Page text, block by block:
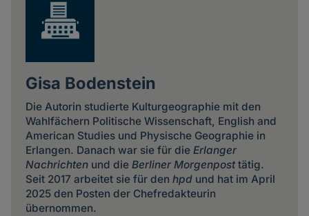
Gisa Bodenstein
Die Autorin studierte Kulturgeographie mit den
Wahlfächern Politische Wissenschaft, English and
American Studies und Physische Geographie in
Erlangen. Danach war sie für die Erlanger
Nachrichtenund die Berliner Morgenposttätig.
Seit 2017 arbeitet sie für den hpdund hat im April
2025 den Posten der Chefredakteurin
übernommen.